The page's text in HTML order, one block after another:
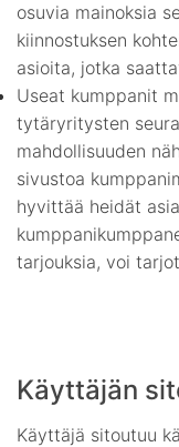
osuvia mainoksia
kiinnostuksen
asioita, jotka
Useat kumppanit
tytäryritysten
mahdollisuuden
sivustoa
hyvittää heidät
tarjouksia, voi
Käyttäjän
Käyttäjä sitoutuu